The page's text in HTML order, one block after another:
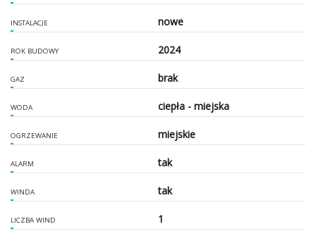
INSTALACJE nowe
ROK BUDOWY 2024
GAZ brak
WODA ciepła - miejska
OGRZEWANIE miejskie
ALARM tak
WINDA tak
LICZBA WIND 1